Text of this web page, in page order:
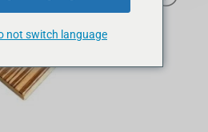
not switch language